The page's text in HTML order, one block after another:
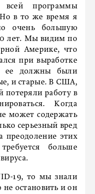
всей программы
в то же время я
очень большую
лет. Мы видим по
Америке, что
при выработке
ее должны были
и старые. В США,
работу в
Когда
может содержать
серьезный вред
преодоление этих
больше
19, то мы знали
не остановить и он